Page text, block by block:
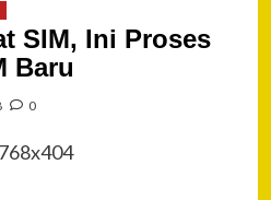
SIM, Ini Proses
Baru
0